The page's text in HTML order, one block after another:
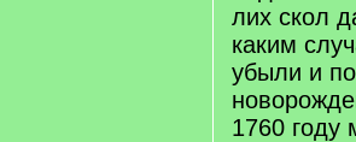
лих скол
каким
убыли и
1760 году